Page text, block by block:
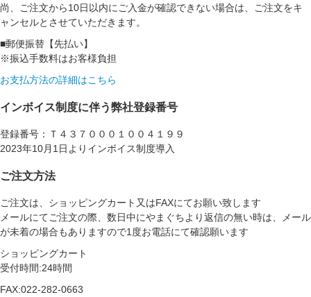
尚、ご注文から10日以内にご入金が確認できない場合は、ご注文をキ
ャンセルとさせていただきます。
■郵便振替【先払い】
※振込手数料はお客様負担
お支払方法の詳細はこちら
インボイス制度に伴う弊社登録番号
登録番号：Ｔ４３７０００１００４１９９
2023年10月1日よりインボイス制度導入
ご注文方法
ご注文は、ショッピングカート又はFAXにてお願い致します
メールにてご注文の際、数日中にやまぐちより返信の無い時は、メール
が未着の場合もありますので1度お電話にて確認願います
ショッピングカート
受付時間:24時間
FAX:022-282-0663